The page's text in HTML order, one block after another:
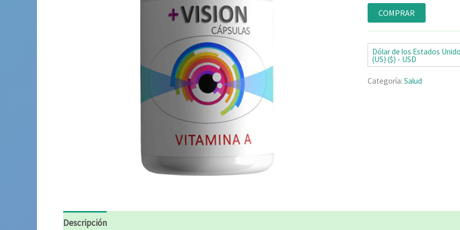
Valorado
con4.75de
5 en base
a
4
de clientes
COMPRAR
Dólar de los Estados
(US) ($) - USD
Categoría: Salud
Descripción